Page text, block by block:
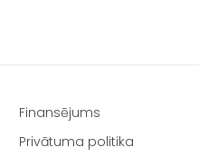
Finansējums
Privātuma politika